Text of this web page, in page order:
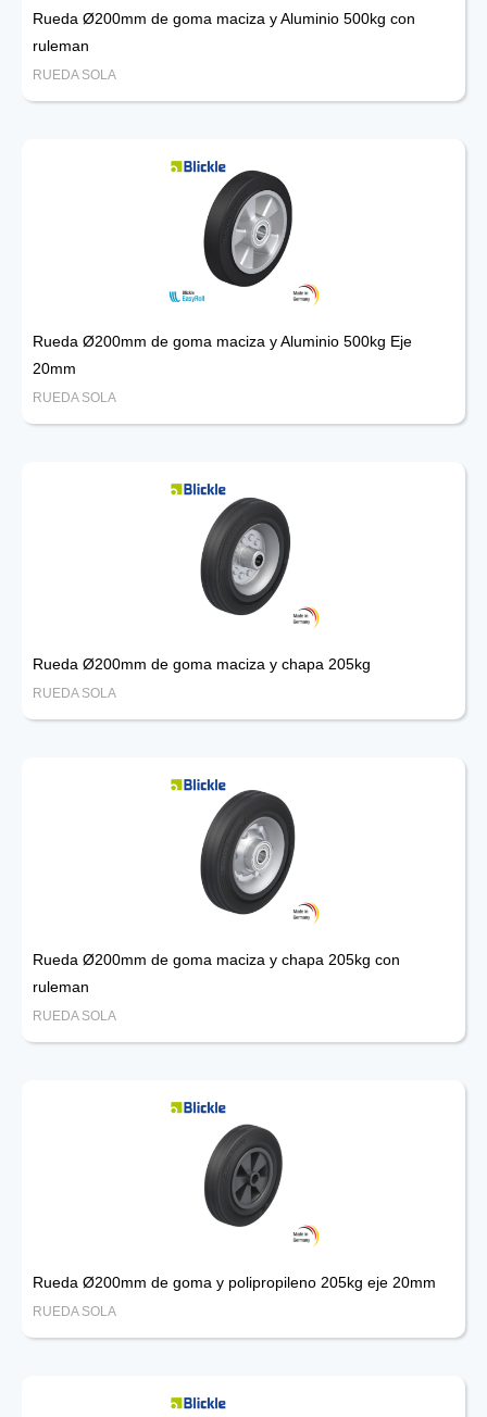
Rueda Ø200mm de goma maciza y Aluminio 500kg con
ruleman
RUEDA SOLA
Rueda Ø200mm de goma maciza y Aluminio 500kg Eje
20mm
RUEDA SOLA
Rueda Ø200mm de goma maciza y chapa 205kg
RUEDA SOLA
Rueda Ø200mm de goma maciza y chapa 205kg con
ruleman
RUEDA SOLA
Rueda Ø200mm de goma y polipropileno 205kg eje 20mm
RUEDA SOLA